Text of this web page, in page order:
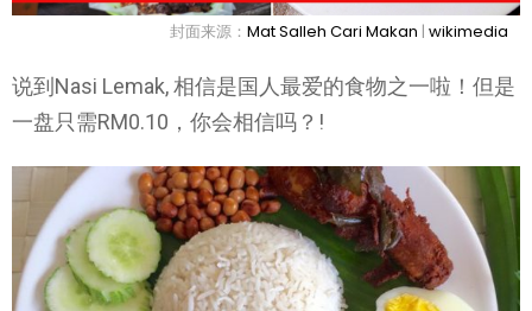
封面来源： Mat Salleh Cari Makan | wikimedia
说到Nasi Lemak, 相信是国人最爱的食物之一啦！但是
一盘只需RM0.10，你会相信吗？!